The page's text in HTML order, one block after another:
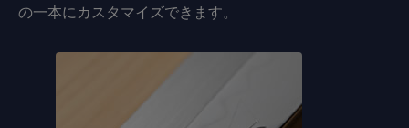
の一本にカスタマイズできます。